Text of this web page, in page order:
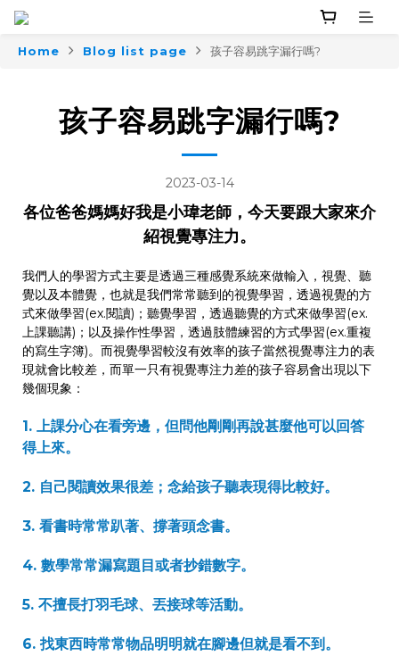
Home Blog list page 孩子容易跳字漏行嗎?
孩子容易跳字漏行嗎?
2023-03-14
各位爸爸媽媽好我是小瑋老師，今天要跟大家來介
紹視覺專注力。
我們人的學習方式主要是透過三種感覺系統來做輸入，視覺、聽
覺以及本體覺，也就是我們常常聽到的視覺學習，透過視覺的方
式來做學習(ex.閱讀)；聽覺學習，透過聽覺的方式來做學習(ex.
上課聽講)；以及操作性學習，透過肢體練習的方式學習(ex.重複
的寫生字簿)。而視覺學習較沒有效率的孩子當然視覺專注力的表
現就會比較差，而單一只有視覺專注力差的孩子容易會出現以下
幾個現象：
1. 上課分心在看旁邊，但問他剛剛再說甚麼他可以回答
得上來。
2. 自己閱讀效果很差；念給孩子聽表現得比較好。
3. 看書時常常趴著、撐著頭念書。
4. 數學常常漏寫題目或者抄錯數字。
5. 不擅長打羽毛球、丟接球等活動。
6. 找東西時常常物品明明就在腳邊但就是看不到。